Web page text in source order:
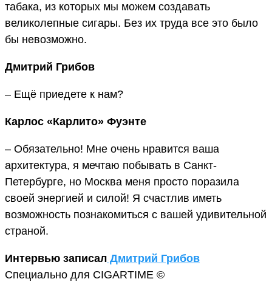
табака, из которых мы можем создавать
великолепные сигары. Без их труда все это было
бы невозможно.
Дмитрий Грибов
– Ещё приедете к нам?
Карлос «Карлито» Фуэнте
– Обязательно! Мне очень нравится ваша
архитектура, я мечтаю побывать в Санкт-
Петербурге, но Москва меня просто поразила
своей энергией и силой! Я счастлив иметь
возможность познакомиться с вашей удивительной
страной.
Интервью записал Дмитрий Грибов
Специально для CIGARTIME ©